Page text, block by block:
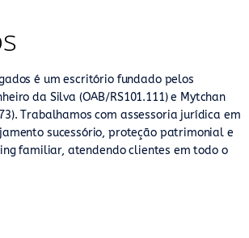
é um escritório fundado pelos
da Silva (OAB/RS101.111) e Mytchan
Trabalhamos com assessoria jurídica em
sucessório, proteção patrimonial e
familiar, atendendo clientes em todo o